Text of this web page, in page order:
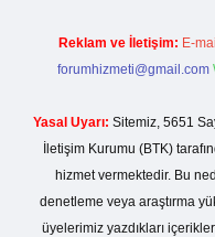
Reklam ve İletişim: E-
forumhizmeti@gmail.com
Yasal Uyarı: Sitemiz, 5651
İletişim Kurumu (BTK)
hizmet vermektedir. Bu
denetleme veya araştırma
üyelerimiz yazdıkları